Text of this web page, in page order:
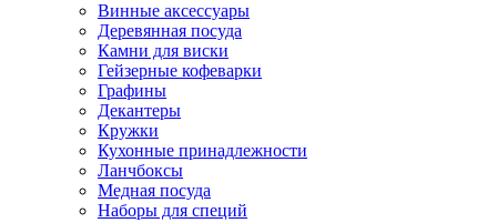
Винные аксессуары
Деревянная посуда
Камни для виски
Гейзерные кофеварки
Графины
Декантеры
Кружки
Кухонные принадлежности
Ланчбоксы
Медная посуда
Наборы для специй